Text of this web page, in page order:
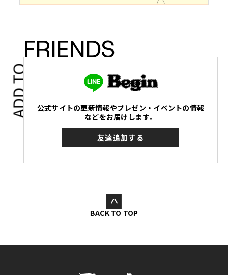
ADD TO
FRIENDS
公式サイトの更新情報やプレゼン・イベントの情報
などをお届けします。
友達追加する
BACK TO TOP